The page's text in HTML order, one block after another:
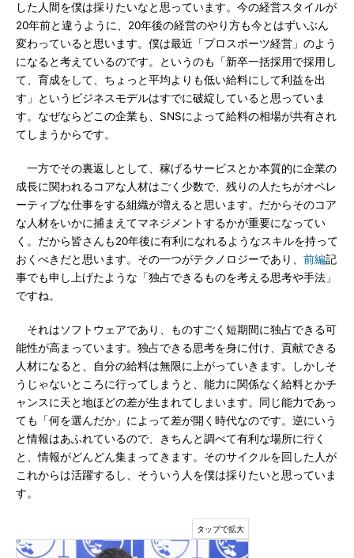
した人間を僕は採りたいなと思っています。今の経営スタイルが
20年前と違うように、20年後の経営のやり方も今とはずいぶん
変わっていると思います。僕は最近「プロスポーツ経営」のよう
になると考えているのです。というのも「新卒一括採用で採用し
て、育成をして、ちょっと平均よりも低い給料にして利益を出
す」というビジネスモデルはすでに破綻していると思っていま
す。なぜならどこの企業も、SNSによって給料の相場が共有され
てしまうからです。
一方でその裏返しとして、稼げるサービスとか本質的に企業の
成長に関われるコアな人材はごく少数で、残りの人たちがオペレ
ーティブな仕事をする組織が増えると思います。だからそのコア
な人材をいかに捕まえてマネジメントするかが重要になってい
く。だから皆さんも20年後に有利になれるようなスキルを持って
おくべきだと思います。その一つがテクノロジーであり、 前編記
事でも申し上げたような「独占できるものを考える思考や手法」
ですね。
それはソフトウェアであり、ものすごく短期間に独占できる可
能性が高まっています。独占できる思考を身に付け、貢献できる
人材になると、自分の給料は無限に上がっていきます。しかしそ
うじゃないところに行ってしまうと、能力に関係なく給料とかチ
ャンスに天と地ほどの差が生まれてしまいます。同じ能力であっ
ても「何を選んだか」によって差が開く時代なのです。逆にいう
と情報はあふれているので、きちんと調べて有利な場所に行く
と、情報がどんどん集まってきます。そのサイクルを回した人が
これからは活躍するし、そういう人を僕は採りたいと思っていま
す。